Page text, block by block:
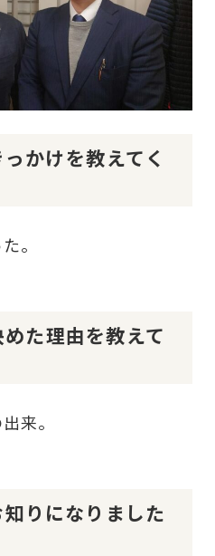
かけを教えてく
。
た理由を教えて
来。
りになりました